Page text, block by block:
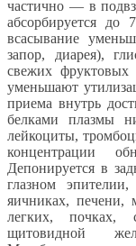
частично — в
абсорбируется
всасывание
запор, диарея),
свежих
уменьшают
приема внутрь
белками плазмы
лейкоциты,
концентрации
Депонируется в
глазном
яичниках, печени,
легких, почках,
щитовидной